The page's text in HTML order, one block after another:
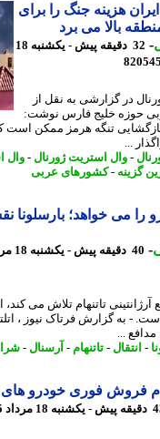
هزینه جنگ را برای
بالا می برد
32 دقیقه پیش - یکشنبه 18
در گزارشی به نقل از
خلیج فارس نوشت:
تنگه هرمز ممکن است
...
-وال استریت ژورنال-وال
- کشورهای عربی
خواهد؛ بارسلونا نقشه
1405، 13:50
تاتنهام تلاش می کند، اما
به گزارش فرتاک نیوز ، اتلتیکو
...
-تاتنهام-آرسنال-شرایط
فوری خودرو های وارداتی